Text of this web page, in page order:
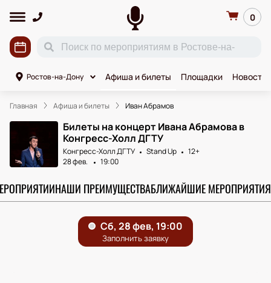
0
Ростов-на-Дону Афиша и билеты Площадки Новости
Главная Афиша и билеты Иван Абрамов
Билеты на концерт Ивана Абрамова в
Конгресс-Холл ДГТУ
Конгресс-Холл ДГТУ Stand Up
12+
28 фев.
19:00
НАШИ ПРЕИМУЩЕСТВАБЛИЖАЙШИЕ МЕРОПРИЯТИЯ